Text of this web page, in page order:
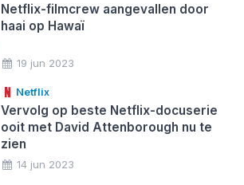
Netflix-filmcrew aangevallen door
haai op Hawaï
19 jun 2023
Netflix
Vervolg op beste Netflix-docuserie
ooit met David Attenborough nu te
zien
14 jun 2023